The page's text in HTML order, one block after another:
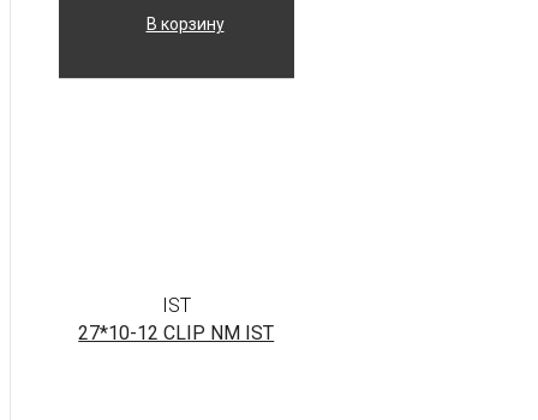
В корзину
IST
27*10-12 CLIP NM IST